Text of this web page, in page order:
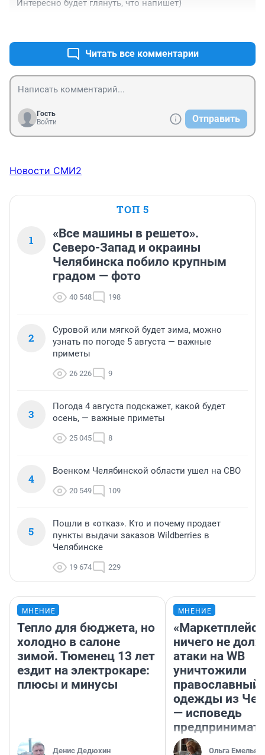
Интересно будет глянуть, что напишет)
Читать все комментарии
Гость
Войти
Отправить
Новости СМИ2
ТОП 5
1
«Все машины в решето».
Северо-Запад и окраины
Челябинска побило крупным
градом — фото
40 548 198
2
Суровой или мягкой будет зима, можно
узнать по погоде 5 августа — важные
приметы
26 226 9
3
Погода 4 августа подскажет, какой будет
осень, — важные приметы
25 045 8
4
Военком Челябинской области ушел на СВО
20 549 109
5
Пошли в «отказ». Кто и почему продает
пункты выдачи заказов Wildberries в
Челябинске
19 674 229
МНЕНИЕ
Тепло для бюджета, но
холодно в салоне
зимой. Тюменец 13 лет
ездит на электрокаре:
плюсы и минусы
Денис Дедюхин
МНЕНИЕ
«Маркетплейс
ничего не
атаки на WB
уничтожили
православный
одежды из
— исповедь
Ольга